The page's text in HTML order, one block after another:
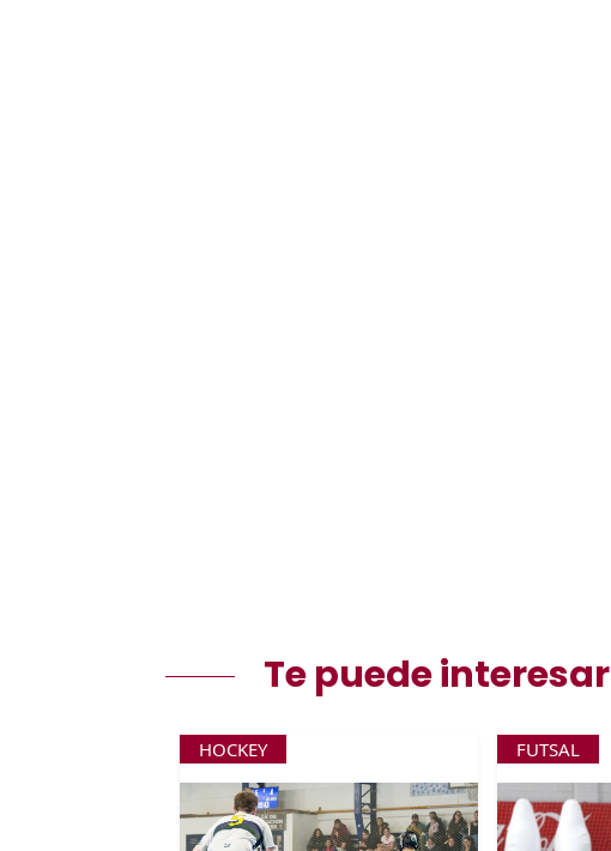
Te puede interesar
HOCKEY FUTSAL